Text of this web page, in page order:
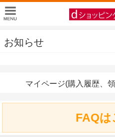
お知らせ
マイページ(購入履歴、
FAQは